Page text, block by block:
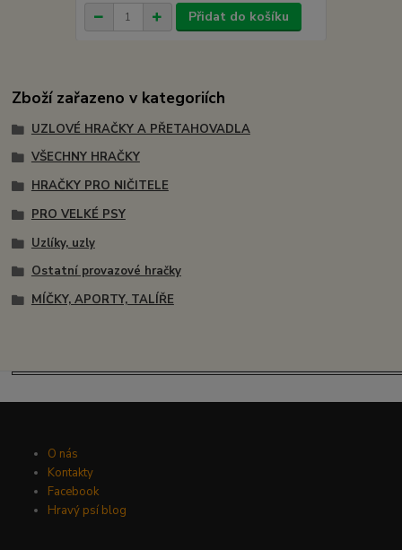
Přidat do košíku
Zboží zařazeno v kategoriích
UZLOVÉ HRAČKY A PŘETAHOVADLA
VŠECHNY HRAČKY
HRAČKY PRO NIČITELE
PRO VELKÉ PSY
Uzlíky, uzly
Ostatní provazové hračky
MÍČKY, APORTY, TALÍŘE
O nás
Kontakty
Facebook
Hravý psí blog